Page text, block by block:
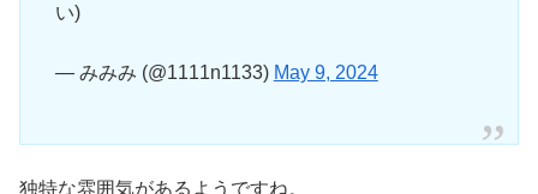
い)
— みみみ (@1111n1133) May 9, 2024
独特な雰囲気があるようですね。